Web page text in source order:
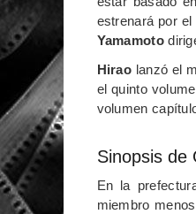
estrenará por
Yamamoto
Hirao lanzó el
el quinto
volumen
Sinopsis de
En la
miembro